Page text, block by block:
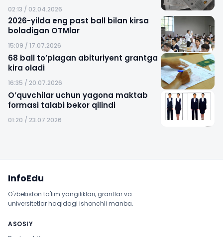
02:13 / 02.04.2026
2026-yilda eng past ball bilan kirsa
boladigan OTMlar
15:09 / 17.07.2026
68 ball to’plagan abituriyent grantga
kira oladi
16:35 / 20.07.2026
O’quvchilar uchun yagona maktab
formasi talabi bekor qilindi
01:20 / 23.07.2026
InfoEdu
O'zbekiston ta'lim yangiliklari, grantlar va
universitetlar haqidagi ishonchli manba.
ASOSIY